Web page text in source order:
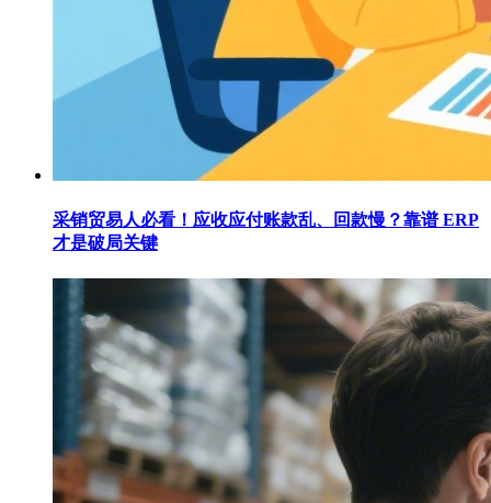
采销贸易人必看！应收应付账款乱、回款慢？靠谱 ERP
才是破局关键